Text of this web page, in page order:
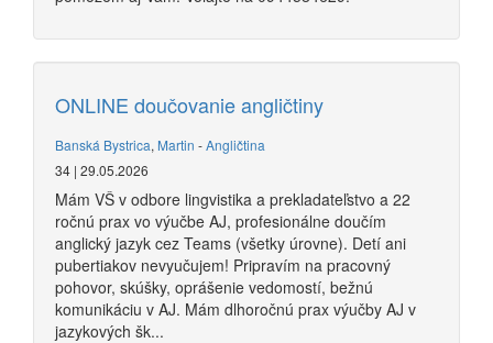
ONLINE doučovanie angličtiny
Banská Bystrica, Martin -Angličtina
34 | 29.05.2026
Mám VŠ v odbore lingvistika a prekladateľstvo a 22
ročnú prax vo výučbe AJ, profesionálne doučím
anglický jazyk cez Teams (všetky úrovne). Detí ani
pubertiakov nevyučujem! Pripravím na pracovný
pohovor, skúšky, oprášenie vedomostí, bežnú
komunikáciu v AJ. Mám dlhoročnú prax výučby AJ v
jazykových šk...